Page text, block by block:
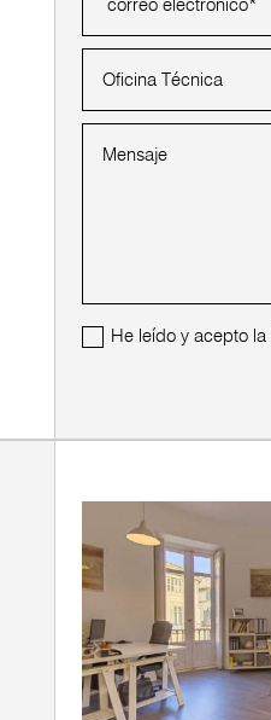
He leído y acepto la